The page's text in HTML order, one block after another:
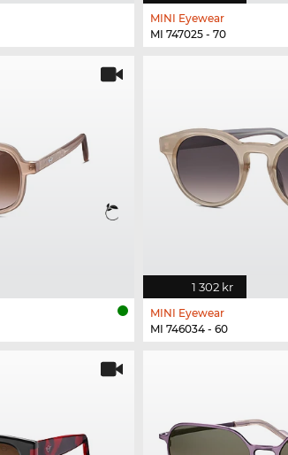
MINI Eyewear
MI 747025 - 70
1 302 kr
MINI Eyewear
MI 746034 - 60